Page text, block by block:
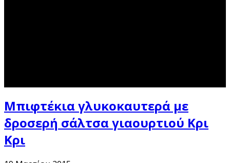
Μπιφτέκια γλυκοκαυτερά με
δροσερή σάλτσα γιαουρτιού Kρι
Κρι